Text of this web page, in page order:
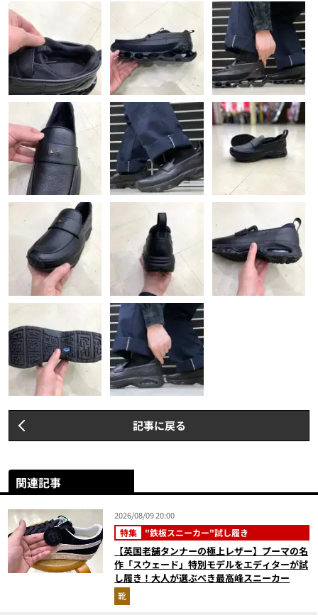
記事に戻る
関連記事
2026/08/09 20:00
特集 "鉄板スニーカー"試し履き
【英国老舗タンナーの極上レザー】プーマの名
作「スウェード」特別モデルをエディターが試
し履き！大人が選ぶべき最高峰スニーカー
靴